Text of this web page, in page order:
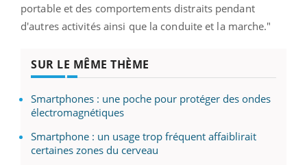
portable et des comportements distraits pendant
d'autres activités ainsi que la conduite et la marche."
SUR LE MÊME THÈME
Smartphones : une poche pour protéger des ondes
électromagnétiques
Smartphone : un usage trop fréquent affaiblirait
certaines zones du cerveau